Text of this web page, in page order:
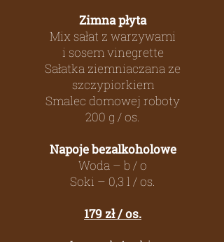
Zimna płyta
Mix sałat z warzywami
i sosem vinegrette
Sałatka ziemniaczana ze
szczypiorkiem
Smalec domowej roboty
200 g / os.
Napoje bezalkoholowe
Woda – b / o
Soki – 0,3 l / os.
179 zł / os.